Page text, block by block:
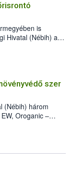
is
Hivatal (Nébih) a
jelenlétét. A
de már fertőzött
a szlovák
érdekében.
szer
(Nébih) három
Oroganic –
követően,
elleni további
termesztésben is